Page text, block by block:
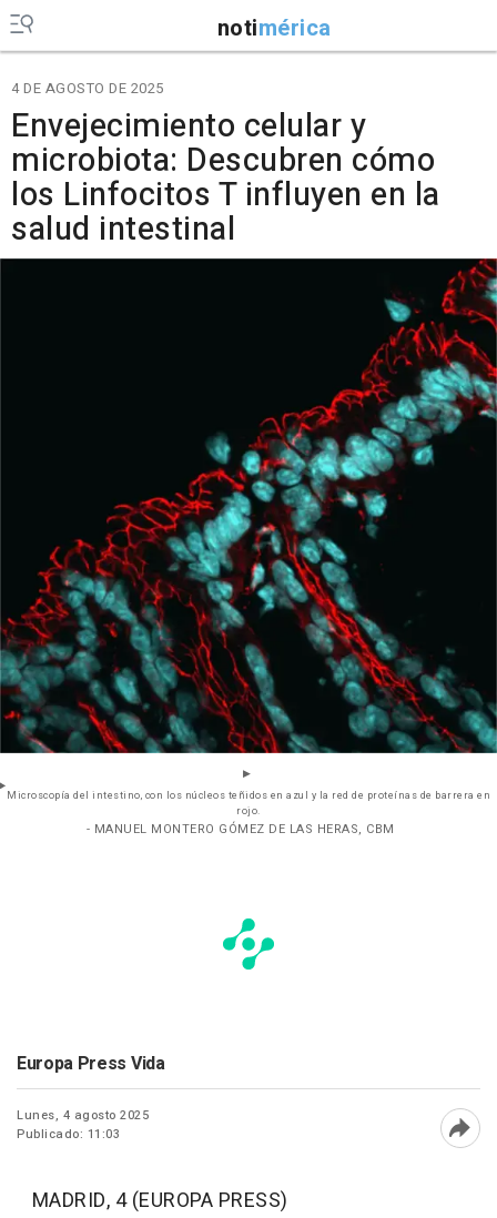
notimérica
4 DE AGOSTO DE 2025
Envejecimiento celular y
microbiota: Descubren cómo
los Linfocitos T influyen en la
salud intestinal
Microscopía del intestino, con los núcleos teñidos en azul y la red de proteínas de barrera en
rojo.
- MANUEL MONTERO GÓMEZ DE LAS HERAS, CBM
Europa Press Vida
Lunes, 4 agosto 2025
Publicado: 11:03
MADRID, 4 (EUROPA PRESS)